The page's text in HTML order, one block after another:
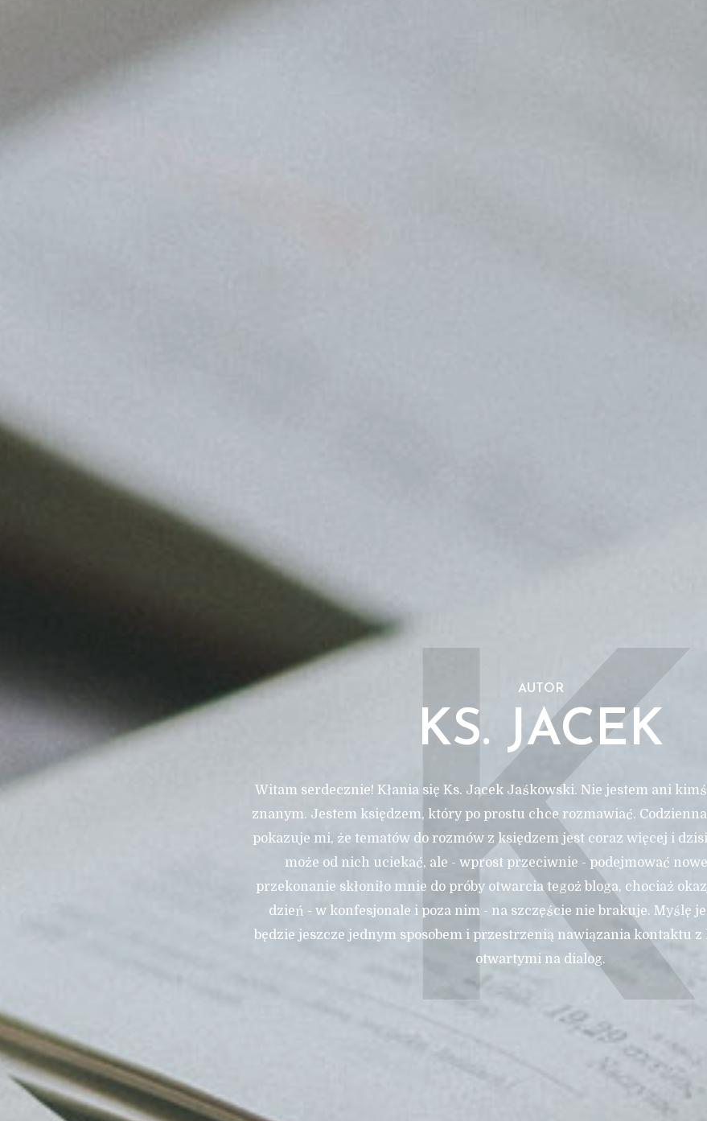
AUTOR
KS. JACEK
Witam serdecznie! Kłania się Ks. Jacek Jaśkowski. Nie jestem ani
znanym. Jestem księdzem, który po prostu chce rozmawiać. Codzienna
pokazuje mi, że tematów do rozmów z księdzem jest coraz więcej i
może od nich uciekać, ale - wprost przeciwnie - podejmować
przekonanie skłoniło mnie do próby otwarcia tegoż bloga, chociaż
dzień - w konfesjonale i poza nim - na szczęście nie brakuje. Myślę
będzie jeszcze jednym sposobem i przestrzenią nawiązania kontaktu
otwartymi na dialog.
K